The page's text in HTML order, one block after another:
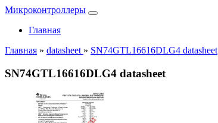
Микроконтроллеры
Главная
Главная » datasheet » SN74GTL16616DLG4 datasheet
SN74GTL16616DLG4 datasheet